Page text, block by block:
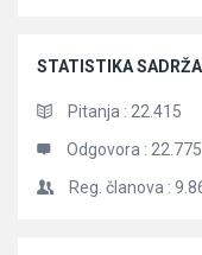
STATISTIKA
Pitanja : 22.415
Odgovora : 22.775
Reg. članova :